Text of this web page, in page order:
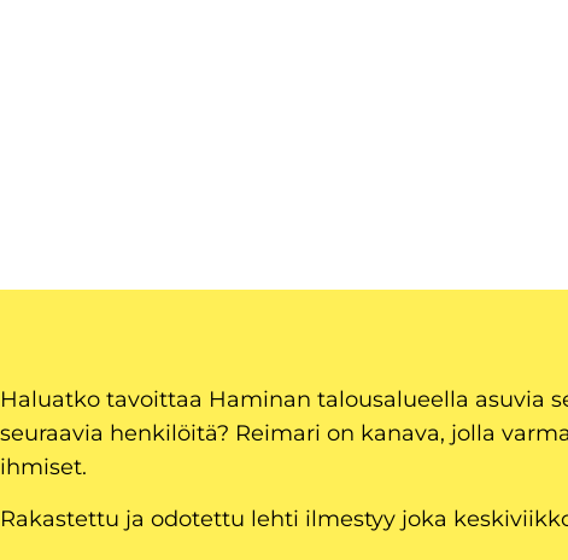
Haluatko tavoittaa Haminan talousalueella asuvia
seuraavia henkilöitä? Reimari on kanava, jolla
ihmiset.
Rakastettu ja odotettu lehti ilmestyy joka